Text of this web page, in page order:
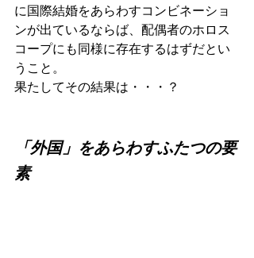
に国際結婚をあらわすコンビネーショ
ンが出ているならば、配偶者のホロス
コープにも同様に存在するはずだとい
うこと。
果たしてその結果は・・・？
「外国」をあらわすふたつの要
素